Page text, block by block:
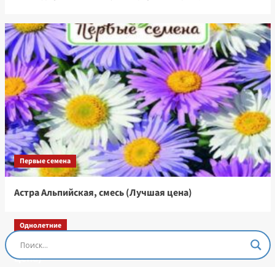
Первые семена
Астра Альпийская, смесь (Лучшая цена)
Однолетние
Остеоспермум Пэшн Роуз, 3 шт семян (Лучшая
цена)